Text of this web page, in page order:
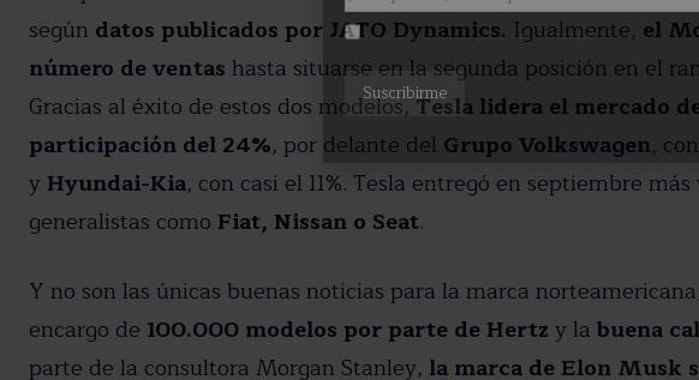
según datos publicados por JATO Dynamics. Igualmente, el
número de ventas hasta situarse en la segunda posición en el
Gracias al éxito de estos dos modelos,Tesla lidera el mercado
participación del 24%, por delante del Grupo Volkswagen,
yHyundai-Kia, con casi el 11%. Tesla entregó en septiembre
generalistas como Fiat, Nissan o Seat.
Y no son las únicas buenas noticias para la marca
encargo de 100.000 modelos por parte de Hertz y la buena
parte de la consultora Morgan Stanley, la marca de Elon Musk
He leído y acepto la política de privacidad